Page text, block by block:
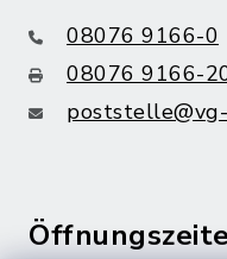
08076 9166-0
08076 9166-